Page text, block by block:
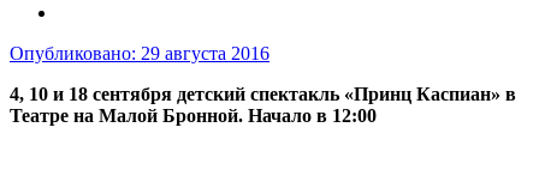
Опубликовано: 29 августа 2016
4, 10 и 18 сентября детский спектакль «Принц Каспиан» в
Театре на Малой Бронной. Начало в 12:00